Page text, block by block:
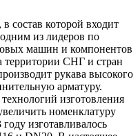
состав которой входит
из лидеров по
машин и компонентов
СНГ и стран
рукава высокого
арматуру.
изготовления
номенклатуру
изготавливалось